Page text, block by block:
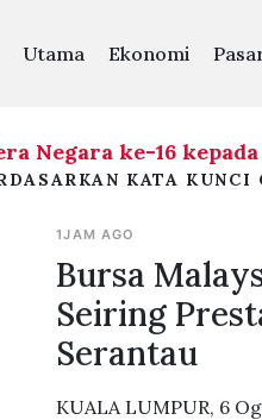
Utama Ekonomi
ke-16 kepada
KATA
1JAM AGO
Bursa
Seiring
Serantau
KUALA LUMPUR, 6